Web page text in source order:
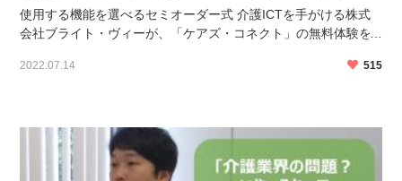
使用する機能を選べるセミオーダー式 介護ICTを手がける株式
会社ブライト・ヴィーが、「ケアズ・コネクト」の無料体験を
ます。 ケアズ・コネクトは業界初の介護特化チー […]
2022.07.14 515